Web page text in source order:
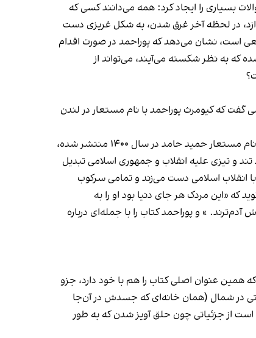
بسیاری را ایجاد کرد: همه می‌دانند کسی که
در لحظه آخر غرق شدن، به شکل غریزی دست
است، نشان می‌دهد که پوراحمد در صورت اقدام
که به نظر شکسته می‌آیند، می‌تواند از
گفت که کیومرث پوراحمد با نام مستعار در لندن
خیلی زود هادی خوجینیان، مدیر نشر مهری در لندن به طور رسمی اعلام کرد که نویسنده کتاب «همه ما شریک جرم هستیم» که با نام مستعار حمید حامد در سال ۱۴۰۰ منتشر شده،
به انتقاد تند و تیزی علیه انقلاب و جمهوری اسلامی تبدیل
با انقلاب اسلامی دست می‌زند و تمامی سرکوب
که «این مردک هر جای دنیا بود او را به
» و پوراحمد کتاب را با جمله‌ای درباره
همین عنوان اصلی کتاب را هم با خود دارد، جزو
در شمال (همان خانه‌ای که جسدش در آن‌جا
از جزئیاتی چون حلق آویز شدن که به طور